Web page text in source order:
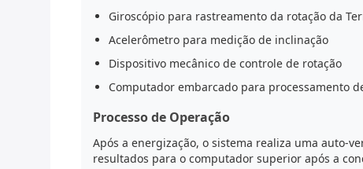
Giroscópio para rastreamento da rotação da
Acelerômetro para medição de inclinação
Dispositivo mecânico de controle de rotação
Computador embarcado para processamento
Processo de Operação
Após a energização, o sistema realiza uma auto-
resultados para o computador superior após a